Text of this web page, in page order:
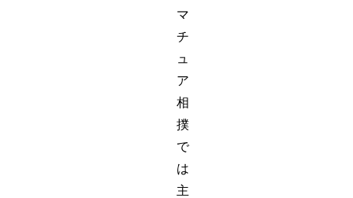
マ
チ
ュ
ア
相
撲
で
は
主